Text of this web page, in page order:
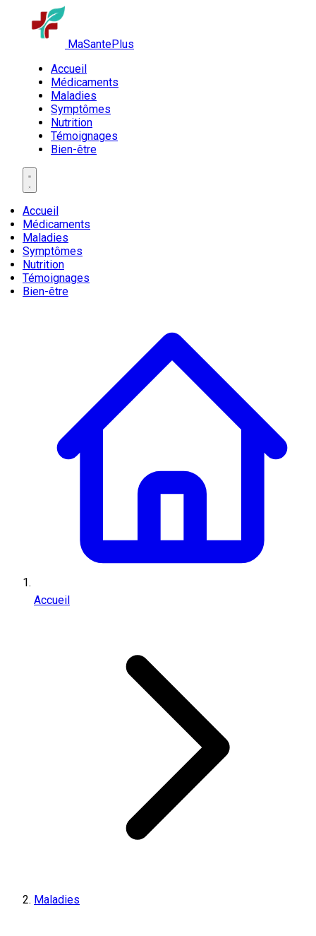
MaSantePlus
Accueil
Médicaments
Maladies
Symptômes
Nutrition
Témoignages
Bien-être
Accueil
Médicaments
Maladies
Symptômes
Nutrition
Témoignages
Bien-être
Accueil
Maladies